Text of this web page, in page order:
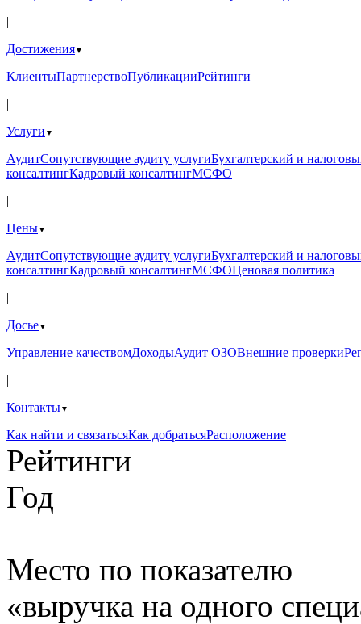
|
Достижения▼
КлиентыПартнерствоПубликацииРейтинги
|
Услуги ▼
АудитСопутствующие аудиту услугиБухгалтерский и
консалтингКадровый консалтингМСФО
|
Цены▼
АудитСопутствующие аудиту услугиБухгалтерский и
консалтингКадровый консалтингМСФОЦеновая политика
|
Досье▼
Управление качествомДоходыАудит ОЗОВнешние проверки
|
Контакты▼
Как найти и связатьсяКак добратьсяРасположение
Рейтинги
Год
Место по показателю
«выручка на одного